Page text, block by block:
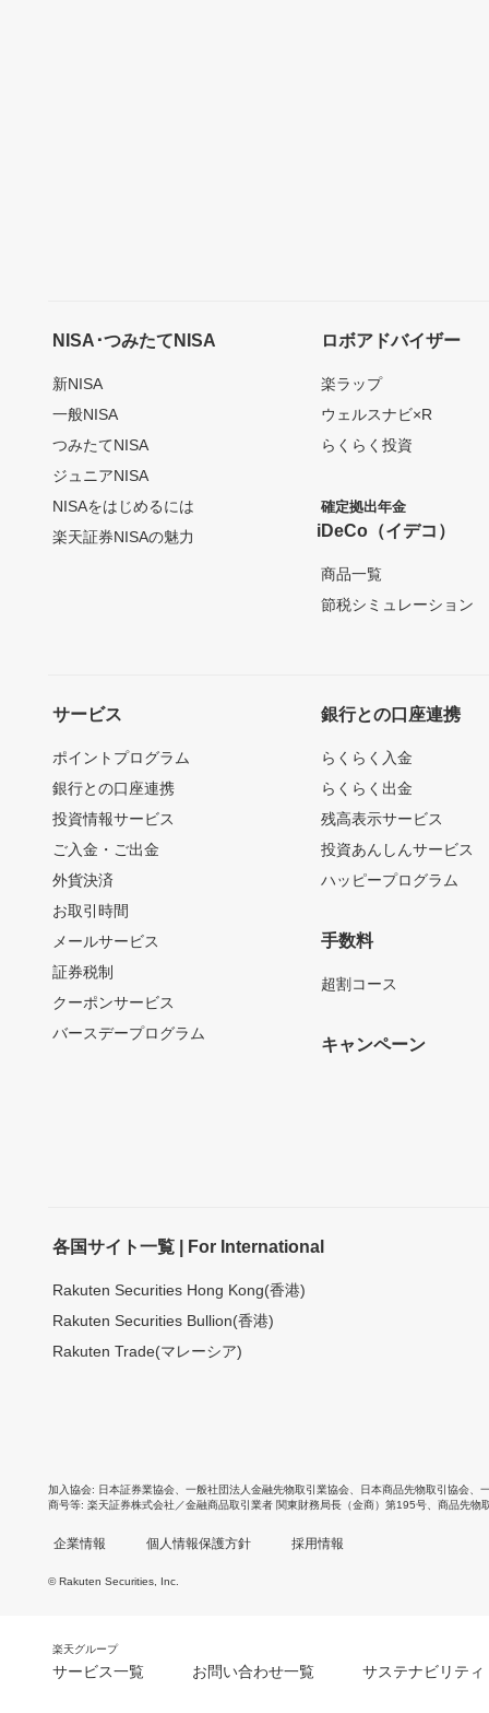
NISA･つみたてNISA
新NISA
一般NISA
つみたてNISA
ジュニアNISA
NISAをはじめるには
楽天証券NISAの魅力
ロボアドバイザー
楽ラップ
ウェルスナビ×R
らくらく投資
確定拠出年金
iDeCo（イデコ）
商品一覧
節税シミュレーション
サービス
ポイントプログラム
銀行との口座連携
投資情報サービス
ご入金・ご出金
外貨決済
お取引時間
メールサービス
証券税制
クーポンサービス
バースデープログラム
銀行との口座連携
らくらく入金
らくらく出金
残高表示サービス
投資あんしんサービス
ハッピープログラム
手数料
超割コース
キャンペーン
各国サイト一覧 | For International
Rakuten Securities Hong Kong(香港)
Rakuten Securities Bullion(香港)
Rakuten Trade(マレーシア)
加入協会 日本証券業協会 一般社団法人金融先物取引業協会 日本商品先物取引協会
商号等 楽天証券株式会社／金融商品取引業者 関東財務局長（金商）第195号、商品先物
企業情報 個人情報保護方針 採用情報
© Rakuten Securities, Inc.
楽天グループ
サービス一覧 お問い合わせ一覧 サステナビリティ